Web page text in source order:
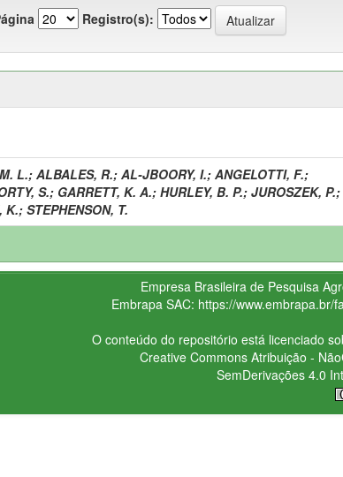
Registro(s):
L.; ALBALES, R.; AL-JBOORY, I.; ANGELOTTI, F.;
S.; GARRETT, K. A.; HURLEY, B. P.; JUROSZEK, P.;
K.; STEPHENSON, T.
Empresa Brasileira de Pesquisa
Embrapa SAC: https://www.embrapa.br/
O conteúdo do repositório está licenciado
Creative CommonsAtribuição -
SemDerivações 4.0